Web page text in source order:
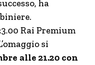
ha
Rai Premium
si
alle 21.20 con